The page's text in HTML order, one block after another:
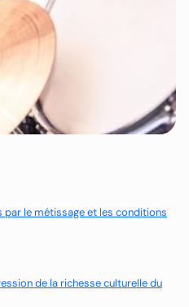
par le métissage et les conditions
de la richesse culturelle du